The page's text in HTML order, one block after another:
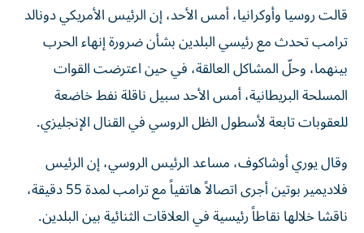
قالت روسيا وأوكرانيا، أمس الأحد، إن الرئيس الأمريكي دونالد
ترامب تحدث مع رئيسي البلدين بشأن ضرورة إنهاء الحرب
بينهما، وحلّ المشاكل العالقة، في حين اعترضت القوات
المسلحة البريطانية، أمس الأحد سبيل ناقلة نفط خاضعة
للعقوبات تابعة لأسطول ‌الظل الروسي في القنال الإنجليزي.
وقال يوري أوشاكوف، مساعد الرئيس الروسي، إن الرئيس
فلاديمير بوتين أجرى اتصالاً هاتفياً مع ترامب لمدة 55 دقيقة،
ناقشا خلالها نقاطاً رئيسية في العلاقات الثنائية بين البلدين.